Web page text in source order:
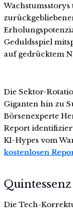
Geduldsspiel
auf gedrücktem
Die Sektor-
Giganten hin zu
Börsenexperte
Report
KI-Hypes vom
kostenlosen
Quintessenz
Die Tech-